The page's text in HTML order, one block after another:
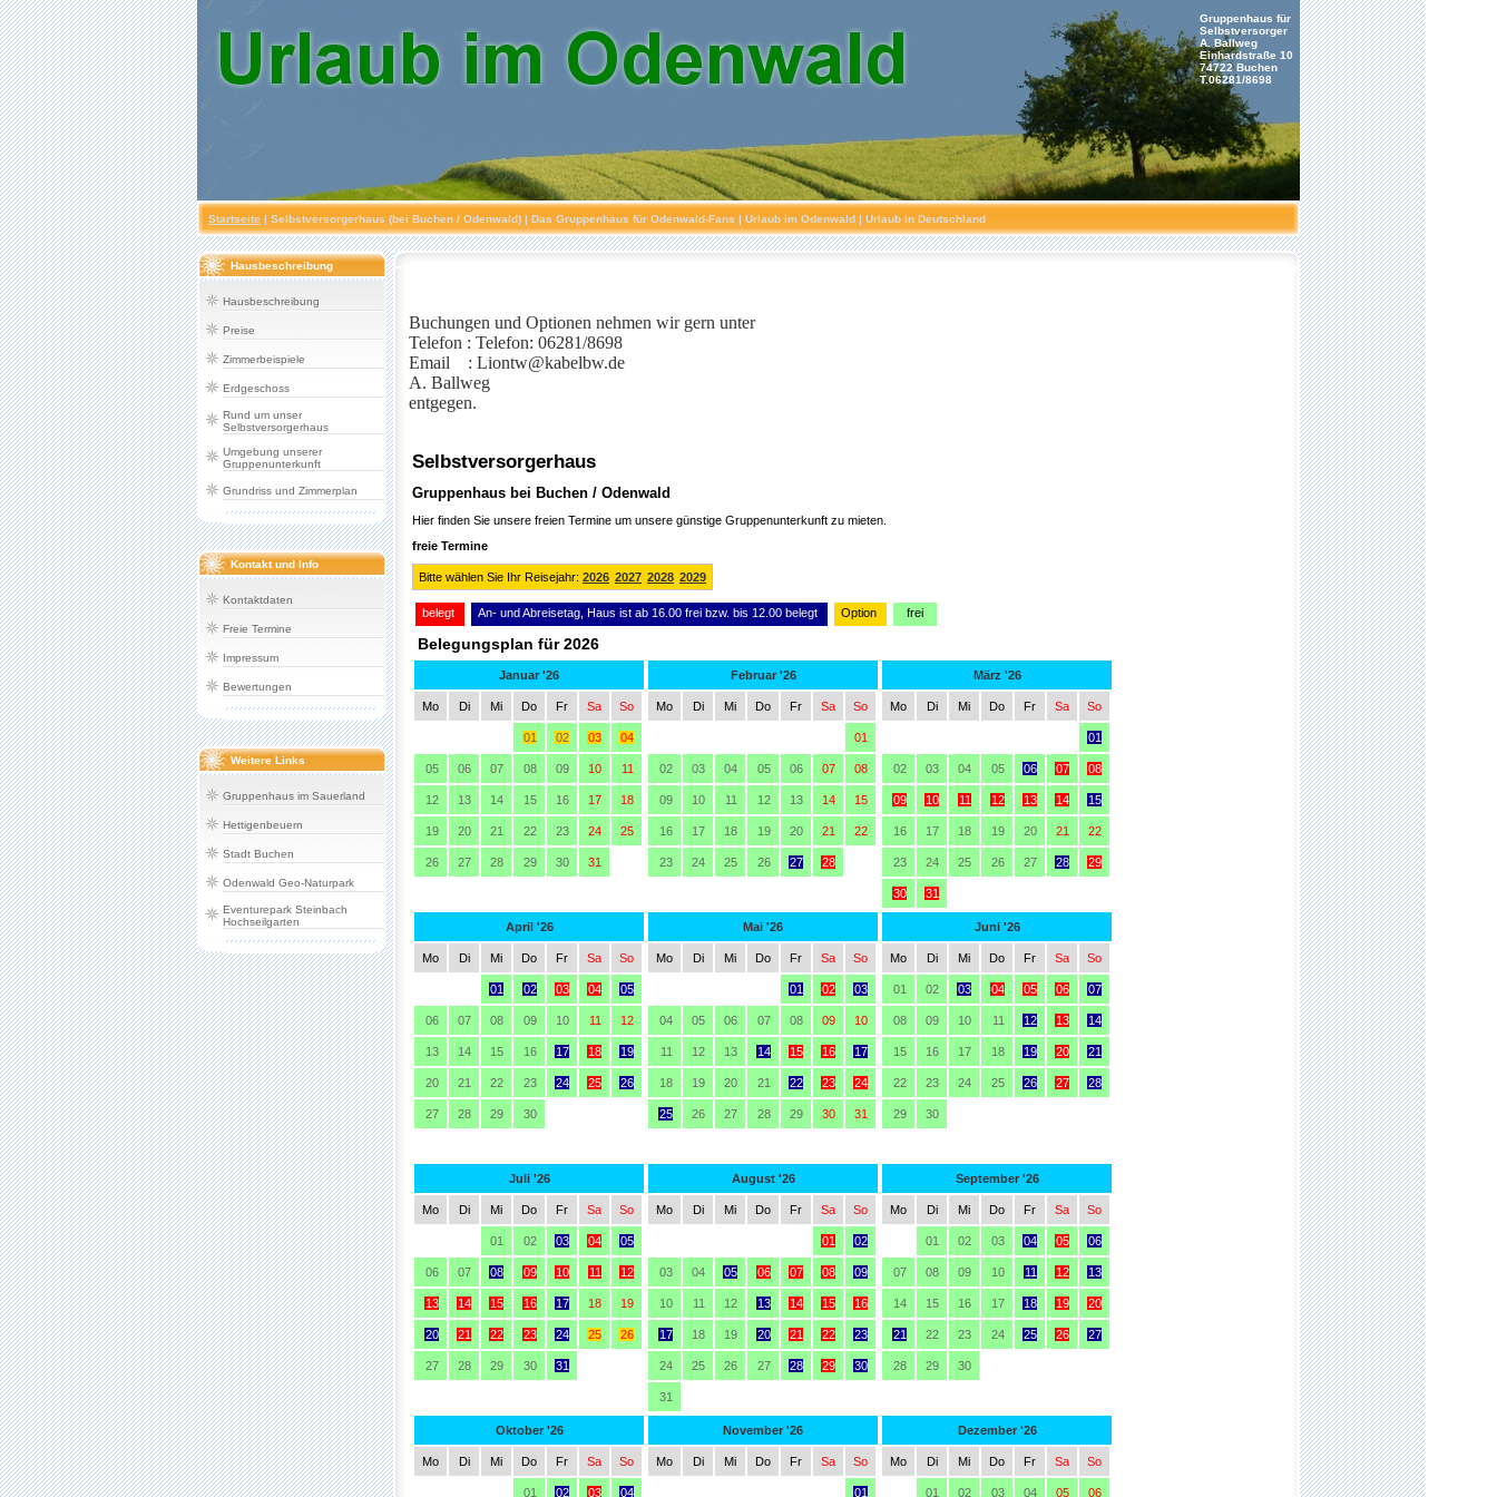
Gruppenhaus für
Selbstversorger
A. Ballweg
Einhardstraße 10
74722 Buchen
T.06281/8698
Startseite | Selbstversorgerhaus (bei Buchen / Odenwald) | Das Gruppenhaus für Odenwald-Fans | Urlaub im Odenwald | Urlaub in Deutschland
Hausbeschreibung
Hausbeschreibung
Preise
Zimmerbeispiele
Erdgeschoss
Rund um unser
Selbstversorgerhaus
Umgebung unserer
Gruppenunterkunft
Grundriss und Zimmerplan
Kontakt und Info
Kontaktdaten
Freie Termine
Impressum
Bewertungen
Weitere Links
Gruppenhaus im Sauerland
Hettigenbeuern
Stadt Buchen
Odenwald Geo-Naturpark
Eventurepark Steinbach
Hochseilgarten
Buchungen und Optionen nehmen wir gern unter
Telefon : Telefon: 06281/8698
Email : Liontw@kabelbw.de
A. Ballweg
entgegen.